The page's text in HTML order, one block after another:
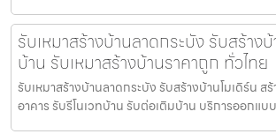
รับเหมาสร้างบ้านลาดกระบัง รับสร้าง
บ้าน รับเหมาสร้างบ้านราคาถูก ทั่วไทย
รับเหมาสร้างบ้านลาดกระบัง รับสร้างบ้านโมเดิร์น ส
อาคาร รับรีโนเวทบ้าน รับต่อเติมบ้าน บริการออกแบ